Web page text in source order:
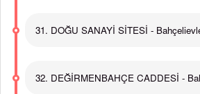
31. DOĞU SANAYİ SİTESİ -
32. DEĞİRMENBAHÇE CADDESİ -